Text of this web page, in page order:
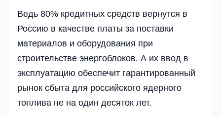
Ведь 80% кредитных средств вернутся в
Россию в качестве платы за поставки
материалов и оборудования при
строительстве энергоблоков. А их ввод в
эксплуатацию обеспечит гарантированный
рынок сбыта для российского ядерного
топлива не на один десяток лет.